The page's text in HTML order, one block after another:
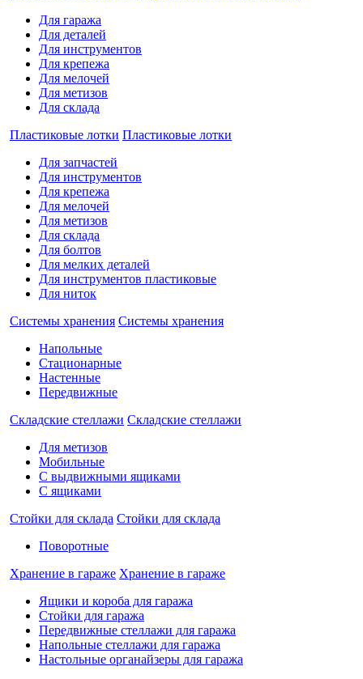
Для гаража
Для деталей
Для инструментов
Для крепежа
Для мелочей
Для метизов
Для склада
Пластиковые лотки Пластиковые лотки
Для запчастей
Для инструментов
Для крепежа
Для мелочей
Для метизов
Для склада
Для болтов
Для мелких деталей
Для инструментов пластиковые
Для ниток
Системы хранения Системы хранения
Напольные
Стационарные
Настенные
Передвижные
Складские стеллажи Складские стеллажи
Для метизов
Мобильные
С выдвижными ящиками
С ящиками
Стойки для склада Стойки для склада
Поворотные
Хранение в гараже Хранение в гараже
Ящики и короба для гаража
Стойки для гаража
Передвижные стеллажи для гаража
Напольные стеллажи для гаража
Настольные органайзеры для гаража